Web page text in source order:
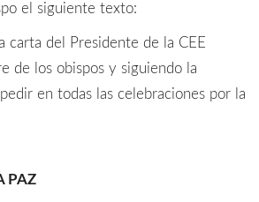
el siguiente texto:
carta del Presidente de la CEE
de los obispos y siguiendo la
pedir en todas las celebraciones por la
PAZ